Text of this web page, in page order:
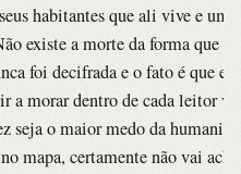
habitantes que ali vive e um
existe a morte da forma que a
foi decifrada e o fato é que
a morar dentro de cada leitor
seja o maior medo da
mapa, certamente não vai